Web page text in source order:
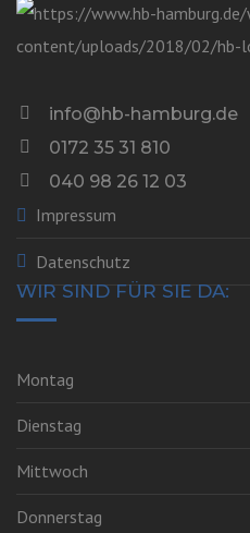
info@hb-hamburg.de
0172 35 31 810
040 98 26 12 03
Impressum
Datenschutz
WIR SIND FÜR SIE DA:
Montag
Dienstag
Mittwoch
Donnerstag